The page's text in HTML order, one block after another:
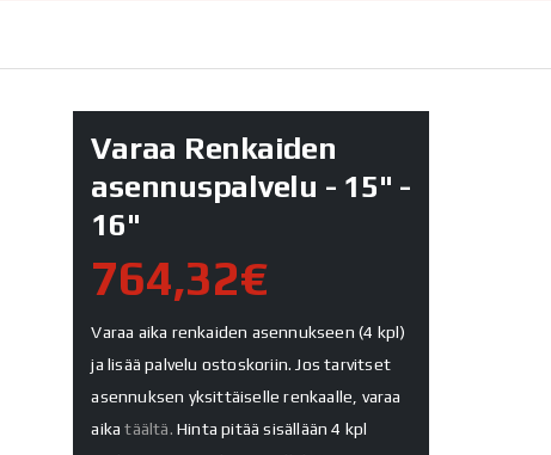
Varaa Renkaiden
asennuspalvelu - 15" -
16"
764,32€
Varaa aika renkaiden asennukseen (4 kpl)
ja lisää palvelu ostoskoriin. Jos tarvitset
asennuksen yksittäiselle renkaalle, varaa
aikatäältä. Hinta pitää sisällään 4 kpl